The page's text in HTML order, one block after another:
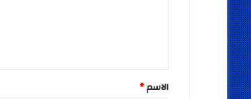
*
الاسم*